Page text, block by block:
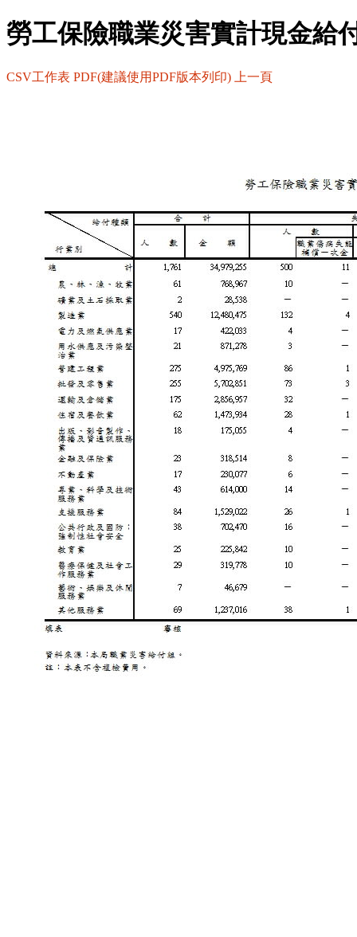
勞工保險職業災害實計現金給
CSV工作表 PDF(建議使用PDF版本列印) 上一頁